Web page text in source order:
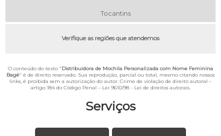
Serviços
Tocantins
Verifique as regiões que atendemos
O conteúdo do texto "Distribuidora de Mochila Personalizada com Nome Feminina
Bagé" é de direito reservado. Sua reprodução, parcial ou total, mesmo citando nossos
links, é proibida sem a autorização do autor. Crime de violação de direito autoral –
artigo 184 do Código Penal – Lei 9610/98 - Lei de direitos autorais.